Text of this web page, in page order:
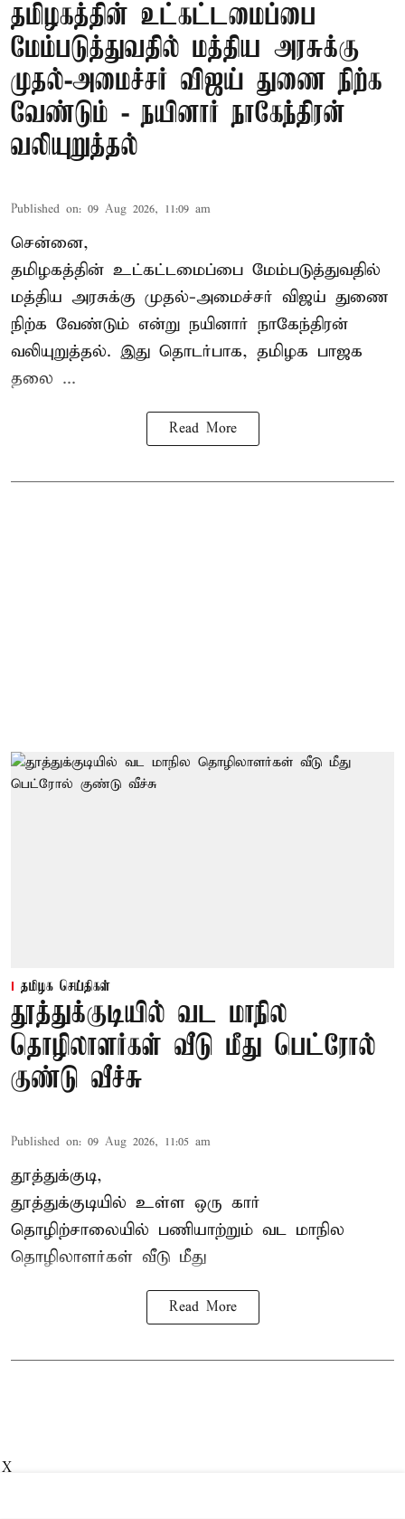
தமிழகத்தின் உட்கட்டமைப்பை
மேம்படுத்துவதில் மத்திய அரசுக்கு
முதல்-அமைச்சர் விஜய் துணை நிற்க
வேண்டும் - நயினார் நாகேந்திரன்
வலியுறுத்தல்
Published on: 09 Aug 2026, 11:09 am
சென்னை,
தமிழகத்தின் உட்கட்டமைப்பை மேம்படுத்துவதில்
மத்திய அரசுக்கு முதல்-அமைச்சர் விஜய் துணை
நிற்க வேண்டும் என்று நயினார் நாகேந்திரன்
வலியுறுத்தல். இது தொடர்பாக, தமிழக பாஜக
தலை ...
Read More
தமிழக செய்திகள்
தூத்துக்குடியில் வட மாநில
தொழிலாளர்கள் வீடு மீது பெட்ரோல்
குண்டு வீச்சு
Published on: 09 Aug 2026, 11:05 am
தூத்துக்குடி,
தூத்துக்குடியில் உள்ள ஒரு கார்
தொழிற்சாலையில் பணியாற்றும் வட மாநில
தொழிலாளர்கள் வீடு மீது
Read More
X